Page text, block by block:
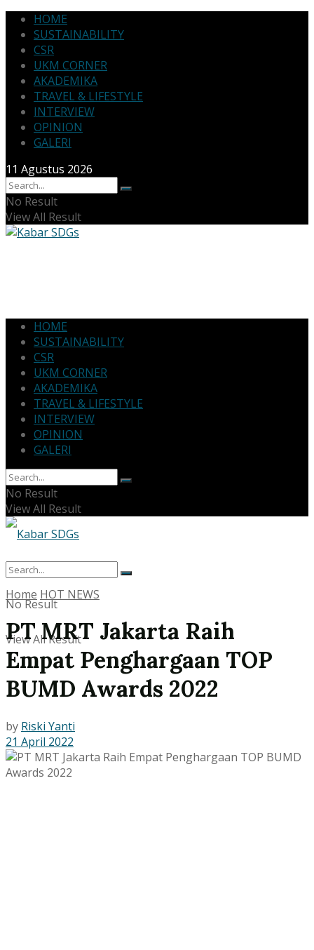
HOME
SUSTAINABILITY
CSR
UKM CORNER
AKADEMIKA
TRAVEL & LIFESTYLE
INTERVIEW
OPINION
GALERI
11 Agustus 2026
No Result
View All Result
HOME
SUSTAINABILITY
CSR
UKM CORNER
AKADEMIKA
TRAVEL & LIFESTYLE
INTERVIEW
OPINION
GALERI
No Result
View All Result
No Result
View All Result
Home HOT NEWS
PT MRT Jakarta Raih
Empat Penghargaan TOP
BUMD Awards 2022
by Riski Yanti
21 April 2022